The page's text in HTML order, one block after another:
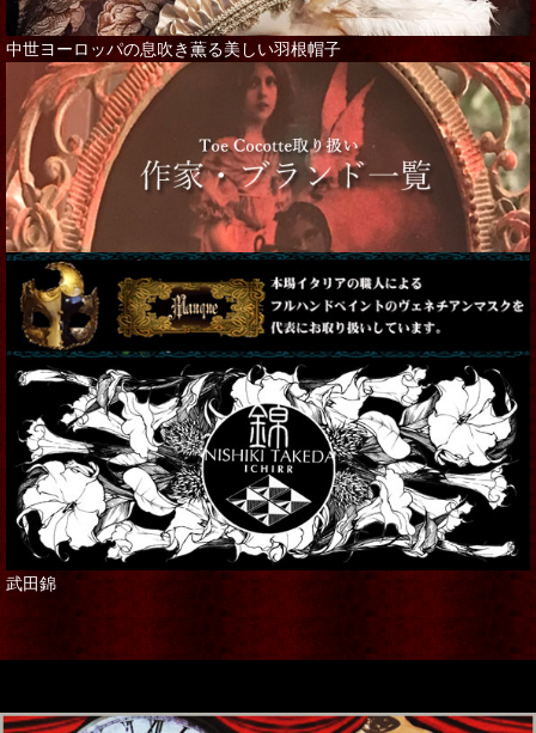
中世ヨーロッパの息吹き薫る美しい羽根帽子
武田錦